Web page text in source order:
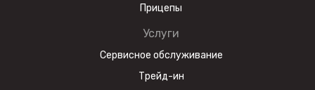
Прицепы
Услуги
Сервисное обслуживание
Трейд-ин